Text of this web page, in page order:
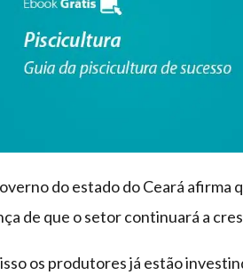
do estado do Ceará afirma
de que o setor continuará a
os produtores já estão